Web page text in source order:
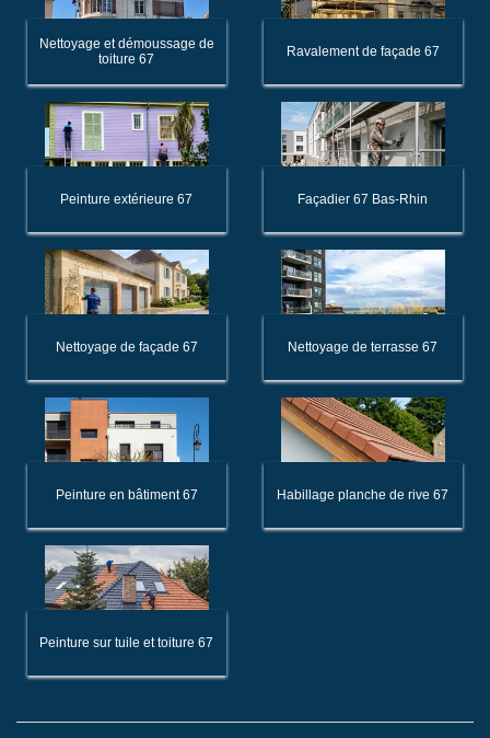
Nettoyage et démoussage de
toiture 67
Ravalement de façade 67
Peinture extérieure 67 Façadier 67 Bas-Rhin
Nettoyage de façade 67 Nettoyage de terrasse 67
Peinture en bâtiment 67 Habillage planche de rive 67
Peinture sur tuile et toiture 67